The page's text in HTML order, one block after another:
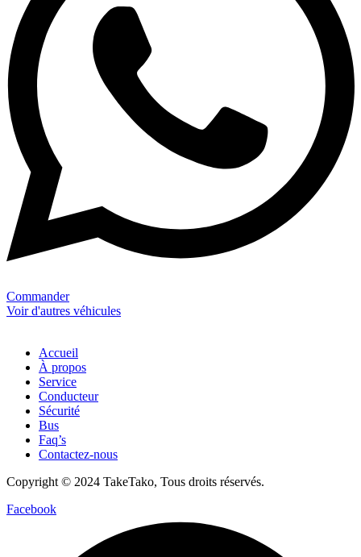
Commander
Voir d'autres véhicules
Accueil
À propos
Service
Conducteur
Sécurité
Bus
Faq’s
Contactez-nous
Copyright © 2024 TakeTako, Tous droits réservés.
Facebook